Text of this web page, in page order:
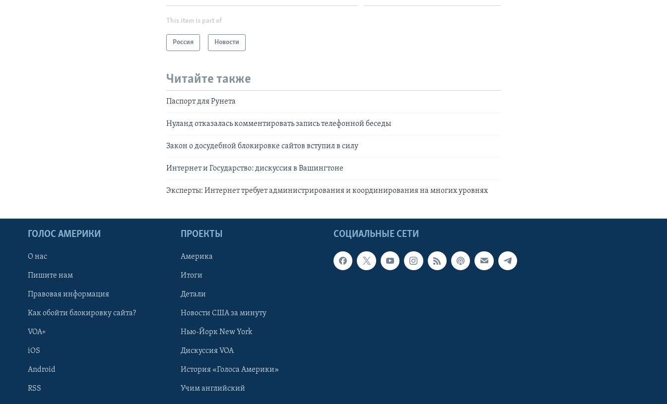
This item is part of
Россия Новости
Читайте также
Паспорт для Рунета
Нуланд отказалась комментировать запись телефонной беседы
Закон о досудебной блокировке сайтов вступил в силу
Интернет и Государство: дискуссия в Вашингтоне
Эксперты: Интернет требует администрирования и координирования на многих уровнях
СОЦИАЛЬНЫЕ СЕТИ
ГОЛОС АМЕРИКИ
О нас
Пишите нам
Правовая информация
Как обойти блокировку сайта?
VOA+
iOS
Android
RSS
ПРОЕКТЫ
Америка
Итоги
Детали
Новости США за минуту
Нью-Йорк New York
Дискуссия VOA
История «Голоса Америки»
Учим английский